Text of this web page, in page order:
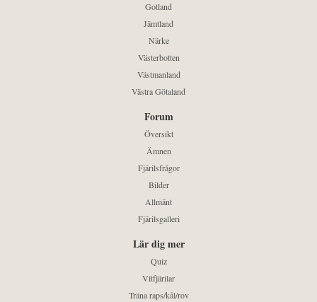
Gotland
Jämtland
Närke
Västerbotten
Västmanland
Västra Götaland
Forum
Översikt
Ämnen
Fjärilsfrågor
Bilder
Allmänt
Fjärilsgalleri
Lär dig mer
Quiz
Vitfjärilar
Träna raps/kål/rov